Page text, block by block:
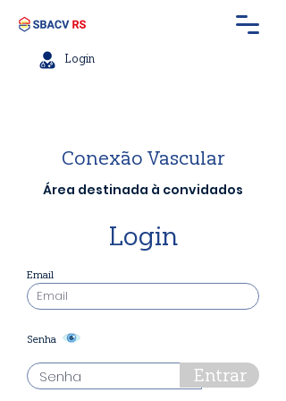
Login
Conexão Vascular
Área destinada à convidados
Login
Email
Senha
Entrar